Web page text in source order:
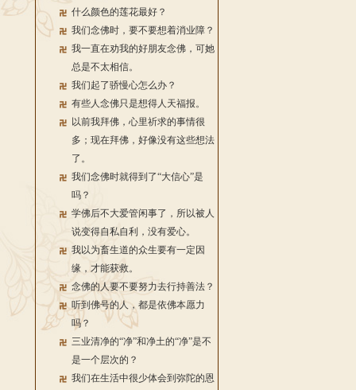
什么颜色的莲花最好？
我们念佛时，要不要想着消业障？
我一直在劝我的好朋友念佛，可她
总是不太相信。
我们起了骄慢心怎么办？
有些人念佛只是想得人天福报。
以前我拜佛，心里祈求的事情很
多；现在拜佛，好像没有这些想法
了。
我们念佛时就得到了“大信心”是
吗？
学佛后不大爱管闲事了，所以被人
说变得自私自利，没有爱心。
我以为畜生道的众生要有一定因
缘，才能获救。
念佛的人要不要努力去行持善法？
听到佛号的人，都是依佛本愿力
吗？
三业清净的“净”和净土的“净”是不
是一个层次的？
我们在生活中很少体会到弥陀的恩